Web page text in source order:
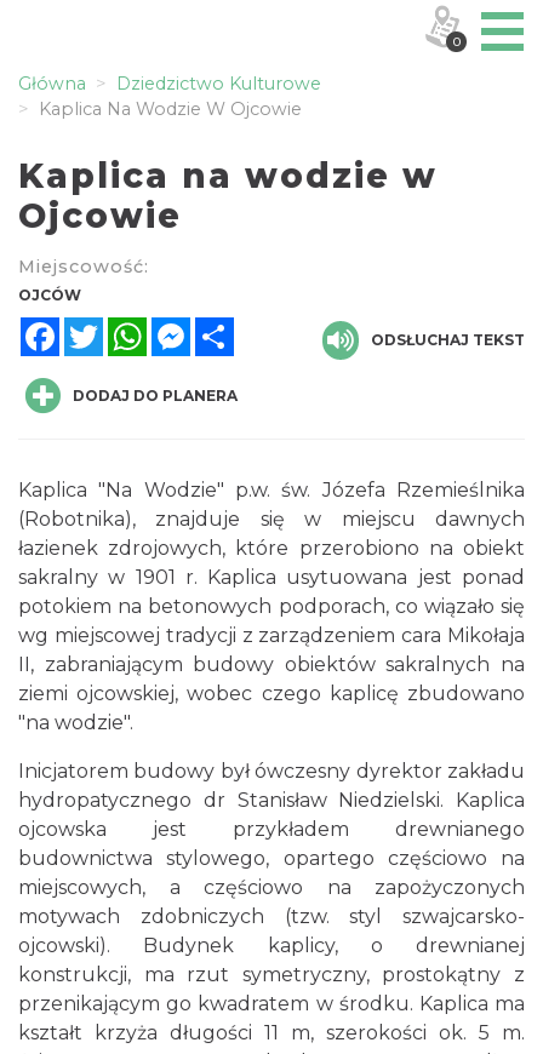
Główna
Dziedzictwo Kulturowe
Kaplica Na Wodzie W Ojcowie
Kaplica na wodzie w
Ojcowie
Miejscowość:
OJCÓW
FacebookTwitterWhatsAppMessenger
ODSŁUCHAJ TEKST
DODAJ DO PLANERA
Kaplica "Na Wodzie" p.w. św. Józefa Rzemieślnika
(Robotnika), znajduje się w miejscu dawnych
łazienek zdrojowych, które przerobiono na obiekt
sakralny w 1901 r. Kaplica usytuowana jest ponad
potokiem na betonowych podporach, co wiązało się
wg miejscowej tradycji z zarządzeniem cara Mikołaja
II, zabraniającym budowy obiektów sakralnych na
ziemi ojcowskiej, wobec czego kaplicę zbudowano
"na wodzie".
Inicjatorem budowy był ówczesny dyrektor zakładu
hydropatycznego dr Stanisław Niedzielski. Kaplica
ojcowska jest przykładem drewnianego
budownictwa stylowego, opartego częściowo na
miejscowych, a częściowo na zapożyczonych
motywach zdobniczych (tzw. styl szwajcarsko-
ojcowski). Budynek kaplicy, o drewnianej
konstrukcji, ma rzut symetryczny, prostokątny z
przenikającym go kwadratem w środku. Kaplica ma
kształt krzyża długości 11 m, szerokości ok. 5 m.
0